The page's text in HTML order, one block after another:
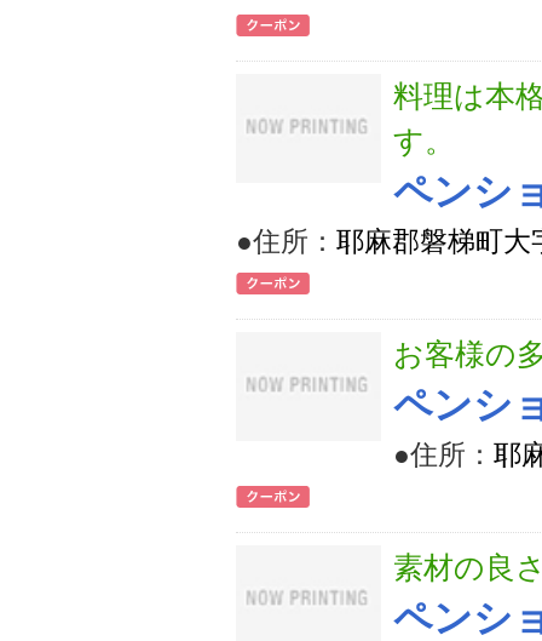
料理は本
す。
ペンシ
●住所： 耶麻郡磐梯町大
お客様の
ペンシ
●住所： 耶
素材の良
ペンシ